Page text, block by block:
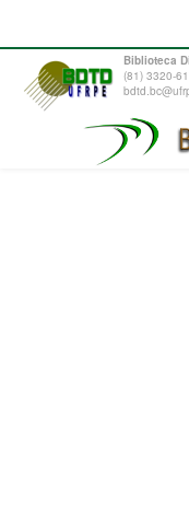
Biblioteca
(81) 3320-